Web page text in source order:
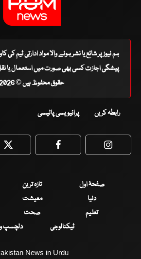
ہم نیوز پر شائع یا نشر ہونے والا مواد ادارتی ٹیم
پیشگی اجازت کسی بھی صورت میں استعمال یا
حقوق محفوظ ہیں © 2026
رابطہ کریں پرائیویسی پالیسی
Twitter Facebook
صفحۂ اول تازہ ترین
دنیا
معیشت
تعلیم
صحت
ٹیکنالوجی
دلچسپ
News in Urdu